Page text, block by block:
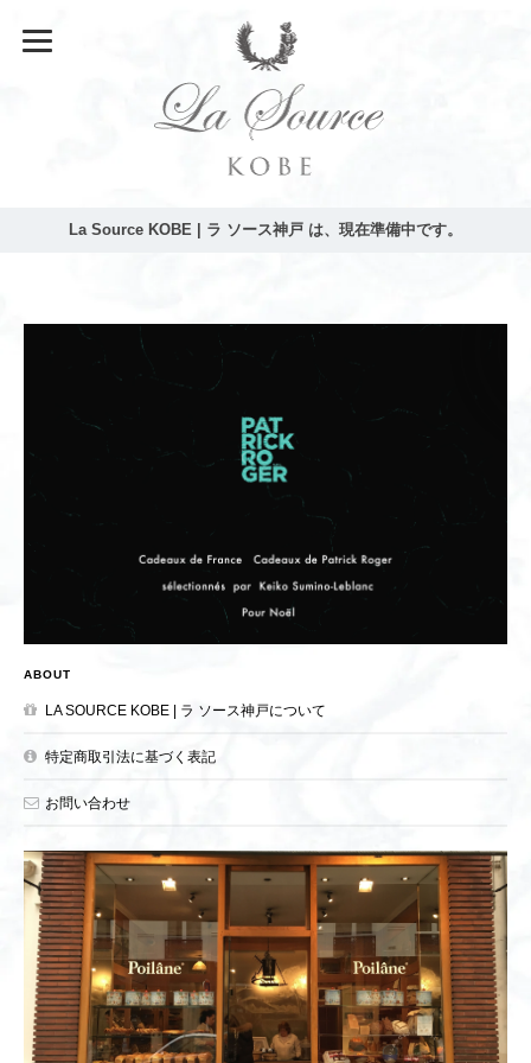
La Source KOBE | ラ ソース神戸 は、現在準備中です。
ABOUT
LA SOURCE KOBE | ラ ソース神戸について
特定商取引法に基づく表記
お問い合わせ